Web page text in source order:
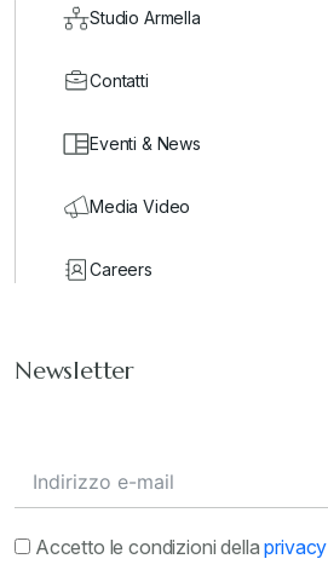
Studio Armella
Contatti
Eventi & News
Media Video
Careers
Newsletter
Accetto le condizioni dellaprivacy